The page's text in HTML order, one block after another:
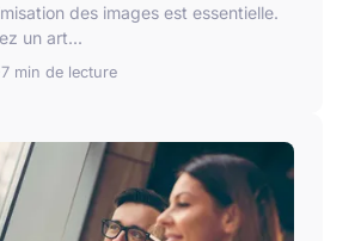
des images est essentielle.
un art...
7 min de lecture